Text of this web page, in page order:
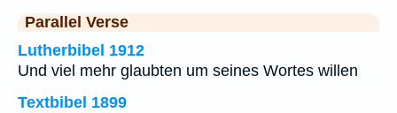
Parallel Verse
Lutherbibel 1912
Und viel mehr glaubten um seines Wortes willen
Textbibel 1899